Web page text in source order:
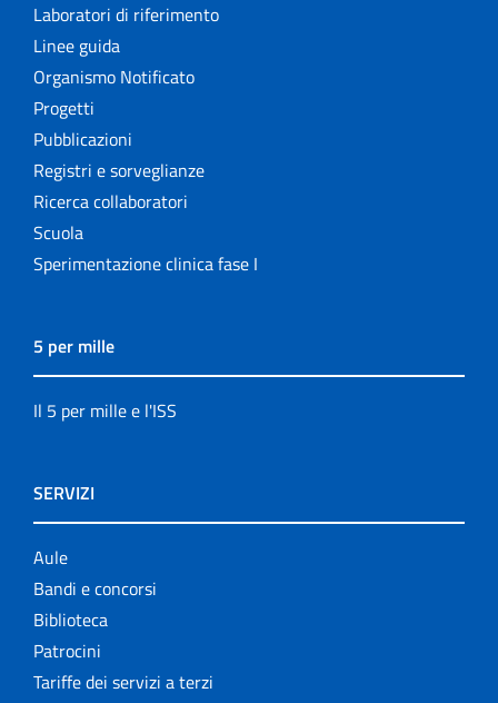
Laboratori di riferimento
Linee guida
Organismo Notificato
Progetti
Pubblicazioni
Registri e sorveglianze
Ricerca collaboratori
Scuola
Sperimentazione clinica fase I
5 per mille
Il 5 per mille e l'ISS
SERVIZI
Aule
Bandi e concorsi
Biblioteca
Patrocini
Tariffe dei servizi a terzi